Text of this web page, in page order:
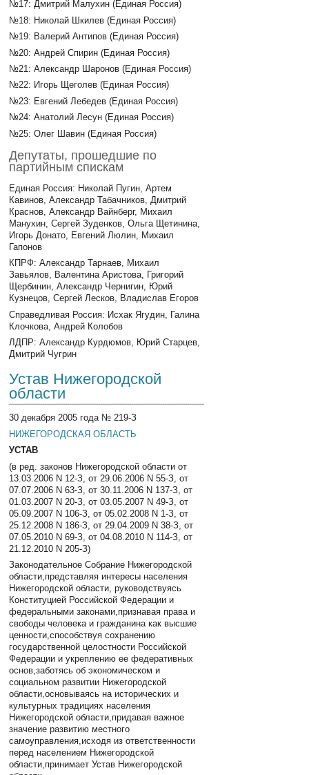
№17: Дмитрий Малухин (Единая Россия)
№18: Николай Шкилев (Единая Россия)
№19: Валерий Антипов (Единая Россия)
№20: Андрей Спирин (Единая Россия)
№21: Александр Шаронов (Единая Россия)
№22: Игорь Щеголев (Единая Россия)
№23: Евгений Лебедев (Единая Россия)
№24: Анатолий Лесун (Единая Россия)
№25: Олег Шавин (Единая Россия)
Депутаты, прошедшие по
партийным спискам
Единая Россия: Николай Пугин, Артем
Кавинов, Александр Табачников, Дмитрий
Краснов, Александр Вайнберг, Михаил
Манухин, Сергей Зуденков, Ольга Щетинина,
Игорь Донато, Евгений Люлин, Михаил
Гапонов
КПРФ: Александр Тарнаев, Михаил
Завьялов, Валентина Аристова, Григорий
Щербинин, Александр Чернигин, Юрий
Кузнецов, Сергей Лесков, Владислав Егоров
Справедливая Россия: Исхак Ягудин, Галина
Клочкова, Андрей Колобов
ЛДПР: Александр Курдюмов, Юрий Старцев,
Дмитрий Чугрин
Устав Нижегородской
области
30 декабря 2005 года № 219-З
НИЖЕГОРОДСКАЯ ОБЛАСТЬ
УСТАВ
(в ред. законов Нижегородской области от
13.03.2006 N 12-З, от 29.06.2006 N 55-З, от
07.07.2006 N 63-З, от 30.11.2006 N 137-З, от
01.03.2007 N 20-З, от 03.05.2007 N 49-З, от
05.09.2007 N 106-З, от 05.02.2008 N 1-З, от
25.12.2008 N 186-З, от 29.04.2009 N 38-З, от
07.05.2010 N 69-З, от 04.08.2010 N 114-З, от
21.12.2010 N 205-З)
Законодательное Собрание Нижегородской
области,представляя интересы населения
Нижегородской области, руководствуясь
Конституцией Российской Федерации и
федеральными законами,признавая права и
свободы человека и гражданина как высшие
ценности,способствуя сохранению
государственной целостности Российской
Федерации и укреплению ее федеративных
основ,заботясь об экономическом и
социальном развитии Нижегородской
области,основываясь на исторических и
культурных традициях населения
Нижегородской области,придавая важное
значение развитию местного
самоуправления,исходя из ответственности
перед населением Нижегородской
области,принимает Устав Нижегородской